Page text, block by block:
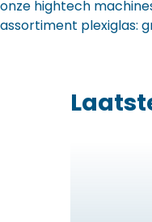
onze hightech
assortiment plexiglas: